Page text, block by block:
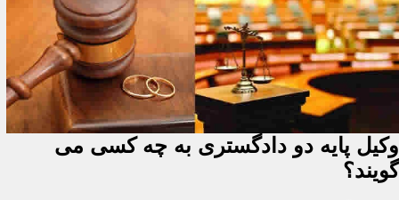
وکیل پایه دو دادگستری به چه کسی می
گویند؟